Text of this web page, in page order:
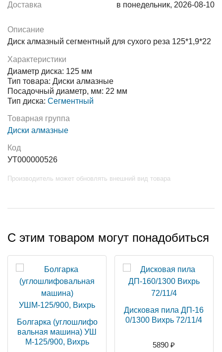
Доставка в понедельник, 2026-08-10
Описание
Диск алмазный сегментный для сухого реза 125*1,9*22
Характеристики
Диаметр диска: 125 мм
Тип товара: Диски алмазные
Посадочный диаметр, мм: 22 мм
Тип диска: Сегментный
Товарная группа
Диски алмазные
Код
УТ000000526
Производитель может обновлять внешний вид товара
С этим товаром могут понадобиться
Болгарка (углошлифо
вальная машина) УШ
М-125/900, Вихрь
Дисковая пила ДП-16
0/1300 Вихрь 72/11/4
5890 ₽